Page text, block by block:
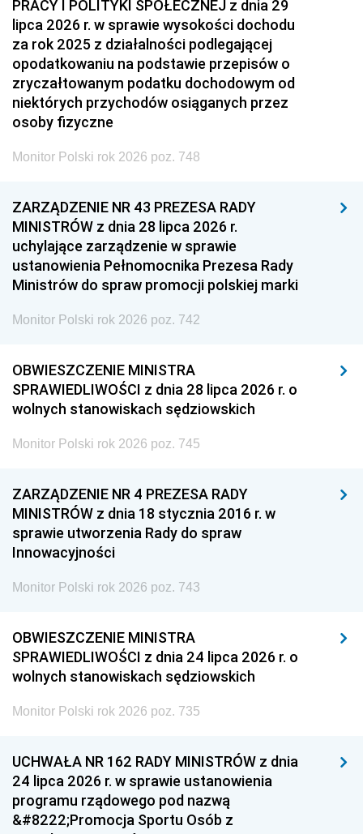
PRACY I POLITYKI SPOŁECZNEJ z dnia 29
lipca 2026 r. w sprawie wysokości dochodu
za rok 2025 z działalności podlegającej
opodatkowaniu na podstawie przepisów o
zryczałtowanym podatku dochodowym od
niektórych przychodów osiąganych przez
osoby fizyczne
Monitor Polski rok 2026 poz. 748
ZARZĄDZENIE NR 43 PREZESA RADY
MINISTRÓW z dnia 28 lipca 2026 r.
uchylające zarządzenie w sprawie
ustanowienia Pełnomocnika Prezesa Rady
Ministrów do spraw promocji polskiej marki
Monitor Polski rok 2026 poz. 742
OBWIESZCZENIE MINISTRA
SPRAWIEDLIWOŚCI z dnia 28 lipca 2026 r. o
wolnych stanowiskach sędziowskich
Monitor Polski rok 2026 poz. 745
ZARZĄDZENIE NR 4 PREZESA RADY
MINISTRÓW z dnia 18 stycznia 2016 r. w
sprawie utworzenia Rady do spraw
Innowacyjności
Monitor Polski rok 2026 poz. 743
OBWIESZCZENIE MINISTRA
SPRAWIEDLIWOŚCI z dnia 24 lipca 2026 r. o
wolnych stanowiskach sędziowskich
Monitor Polski rok 2026 poz. 735
UCHWAŁA NR 162 RADY MINISTRÓW z dnia
24 lipca 2026 r. w sprawie ustanowienia
programu rządowego pod nazwą
&#8222;Promocja Sportu Osób z